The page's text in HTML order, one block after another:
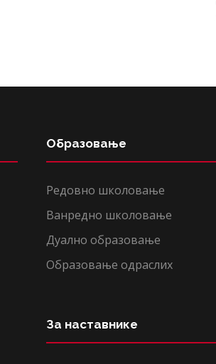
Образовање
Редовно школовање
Ванредно школовање
Дуално образовање
Образовање одраслих
За наставнике